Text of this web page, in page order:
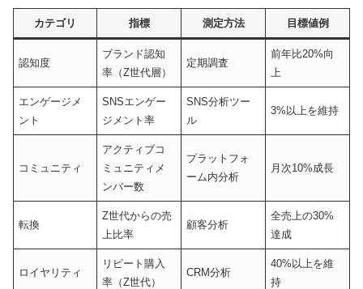
カテゴリ 指標 測定方法 目標値例
認知度
ブランド認知
率（Z世代層）
定期調査
前年比20%向
上
エンゲージメ
ント
SNSエンゲー
ジメント率
SNS分析ツー
ル
3%以上を維持
コミュニティ
アクティブコ
ミュニティメ
ンバー数
プラットフォ
ーム内分析
月次10%成長
転換
Z世代からの売
上比率
顧客分析
全売上の30%
達成
ロイヤリティ
リピート購入
率（Z世代）
CRM分析
40%以上を維
持